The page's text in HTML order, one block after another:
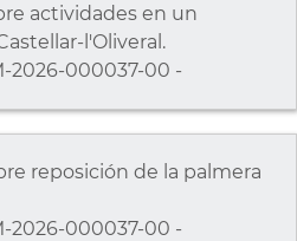
actividades en un
l'Oliveral.
2026-000037-00 -
reposición de la palmera
2026-000037-00 -